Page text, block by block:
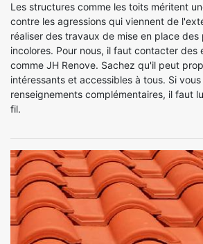
Les structures comme les toits méritent
contre les agressions qui viennent de
réaliser des travaux de mise en place
incolores. Pour nous, il faut contacter des
comme JH Renove. Sachez qu'il peut
intéressants et accessibles à tous. Si
renseignements complémentaires, il faut
fil.